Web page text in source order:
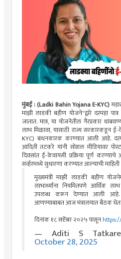
मुंबई : (Ladki Bahin Yojana E-KYC)
माझी लाडकी बहीण योजने"द्वारे दरमहा
जातात. मात्र, या योजनेतील गैरप्रकार
लाभ मिळावा, यासाठी राज्य सरकारकडून
KYC) बंधनकारक करण्यात आली आहे.
आदिती तटकरे यांनी सोशल मीडियावर
दिवसांत ई-केवायसी प्रक्रिया पूर्ण
सर्व्हरमध्ये सुधारणा करण्यात आल्याची
मुख्यमंत्री माझी लाडकी बहीण
लाभार्थ्यांना नियमितपणे आर्थिक
उपलब्ध करून देण्यात आली आहे.
आणण्याबाबत आज मंत्रालयात बैठक
दिनांक १८ सप्टेंबर २०२५ पासून
— Aditi S Tatkare
October 28, 2025